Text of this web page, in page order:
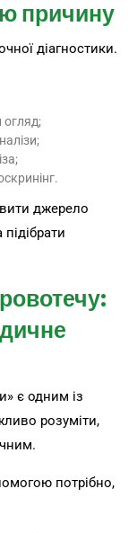
причину
діагностики.
огляд;
джерело
є одним із
розуміти,
потрібно,